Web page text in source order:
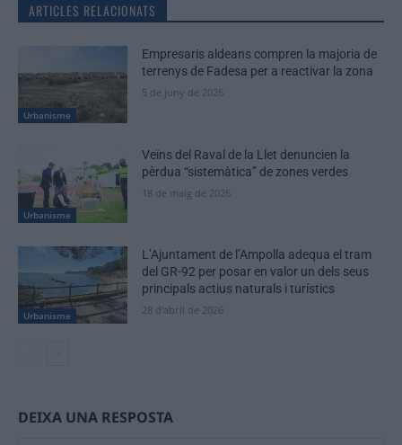
ARTICLES RELACIONATS
Urbanisme
Empresaris aldeans compren la majoria de
terrenys de Fadesa per a reactivar la zona
5 de juny de 2026
Urbanisme
Veïns del Raval de la Llet denuncien la
pèrdua “sistemàtica” de zones verdes
18 de maig de 2026
Urbanisme
L’Ajuntament de l’Ampolla adequa el tram
del GR-92 per posar en valor un dels seus
principals actius naturals i turístics
28 d'abril de 2026
DEIXA UNA RESPOSTA